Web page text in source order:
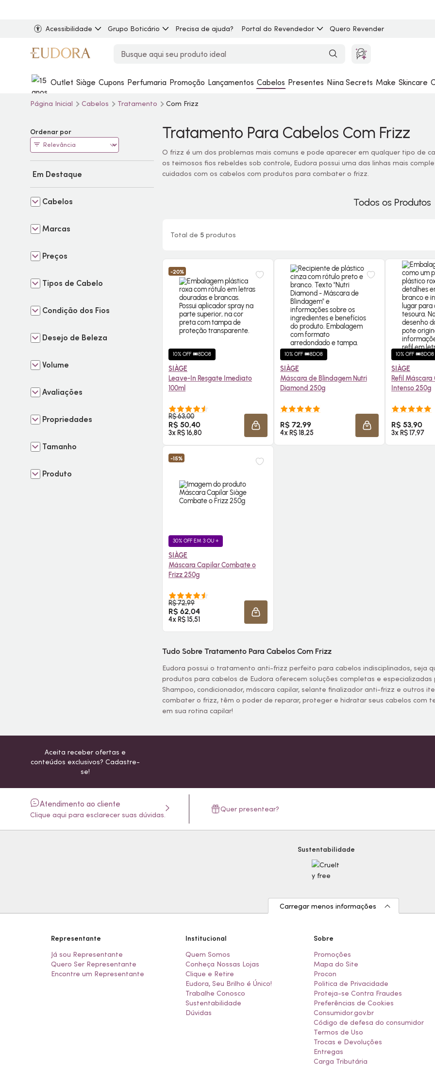
Acessibilidade Grupo Boticário Precisa de ajuda? Portal do Revendedor Quero Revender
Outlet Siàge Cupons Perfumaria Promoção Lançamentos Cabelos Presentes Niina Secrets Make Skincare
Página Inicial Cabelos Tratamento Com Frizz
Tratamento Para Cabelos Com Frizz
O frizz é um dos problemas mais comuns e pode aparecer em qualquer tipo de
os teimosos fios rebeldes sob controle, Eudora possui uma das linhas mais
cuidados com os cabelos com produtos para combater o frizz.
Todos os Produtos
Total de 5 produtos
-20%
10% OFF 🎟️8DO8
SIÀGE
Leave-In Resgate Imediato
100ml
R$ 63,00
R$ 50,40
3x R$ 16,80
COMPRE AGORA ❯
ADICIONAR À SACOLA
10% OFF 🎟️8DO8
SIÀGE
Máscara de Blindagem Nutri
Diamond 250g
R$ 72,99
4x R$ 18,25
COMPRE AGORA ❯
ADICIONAR À SACOLA
10% OFF 🎟️8DO8
SIÀGE
Refil
Intenso 250g
R$ 53,90
3x R$ 17,97
-15%
30% OFF EM 3 OU +
SIÀGE
Máscara Capilar Combate o
Frizz 250g
R$ 72,99
R$ 62,04
4x R$ 15,51
COMPRE AGORA ❯
ADICIONAR À SACOLA
Tudo Sobre Tratamento Para Cabelos Com Frizz
Eudora possui o tratamento anti-frizz perfeito para cabelos indisciplinados, seja
produtos para cabelos de Eudora oferecem soluções completas e
Shampoo, condicionador, máscara capilar, selante finalizador anti-frizz e outros
combater o frizz, têm o poder de reparar, proteger e hidratar seus cabelos com
em sua rotina capilar!
Ordenar por
Em Destaque
Cabelos
Marcas
Preços
Tipos de Cabelo
Condição dos Fios
Desejo de Beleza
Volume
Avaliações
Propriedades
Tamanho
Produto
Aceita receber ofertas e
conteúdos exclusivos? Cadastre-
se!
Atendimento ao cliente
Clique aqui para esclarecer suas dúvidas.
Quer presentear?
Sustentabilidade
Carregar menos informações
Representante
Já sou Representante
Quero Ser Representante
Encontre um Representante
Institucional
Quem Somos
Conheça Nossas Lojas
Clique e Retire
Eudora, Seu Brilho é Único!
Trabalhe Conosco
Sustentabilidade
Dúvidas
Sobre
Promoções
Mapa do Site
Procon
Politica de Privacidade
Proteja-se Contra Fraudes
Preferências de Cookies
Consumidor.gov.br
Código de defesa do consumidor
Termos de Uso
Trocas e Devoluções
Entregas
Carga Tributária